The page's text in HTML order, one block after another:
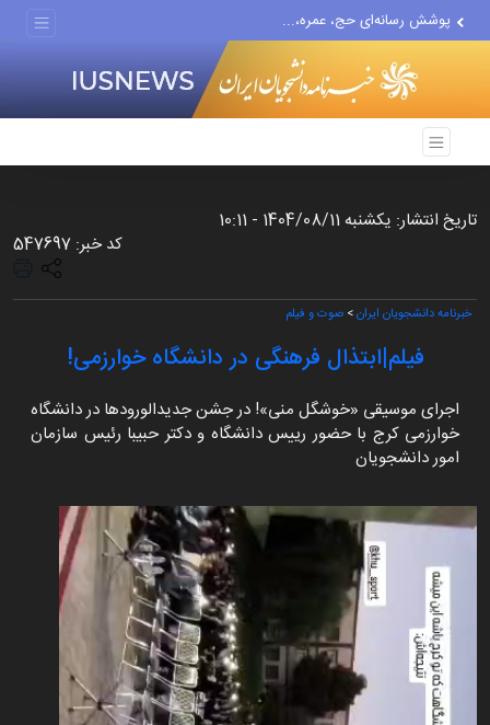
پوشش رسانه‌ای حج، عمره،...
هیچ واحد تولیدی در تهران...
گزارش رسانه آمریکایی از...
تاریخ انتشار: یکشنبه 1404/08/11 - 10:11
کد خبر: 547697
خبرنامه دانشجویان ایران> صوت و فیلم
فیلم|ابتذال فرهنگی در دانشگاه خوارزمی!
اجرای موسیقی «خوشگل منی»! در جشن جدیدالورودها در دانشگاه
خوارزمی کرج با حضور رییس دانشگاه و دکتر حبیبا رئیس سازمان
امور دانشجویان